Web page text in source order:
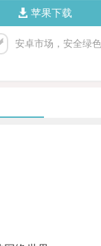
苹果下载
安卓市场，安全绿色